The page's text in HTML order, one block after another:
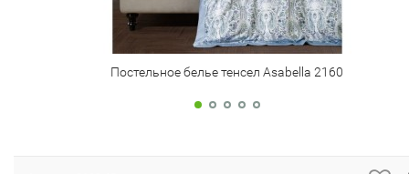
Постельное белье тенсел Asabella 2160